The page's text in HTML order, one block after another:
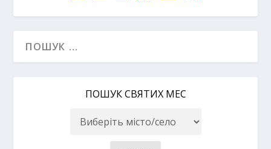
ПОШУК СВЯТИХ МЕС